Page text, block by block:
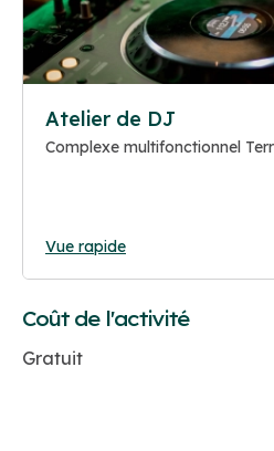
Atelier de DJ
Complexe multifonctionnel
Vue rapide
Coût de l'activité
Gratuit